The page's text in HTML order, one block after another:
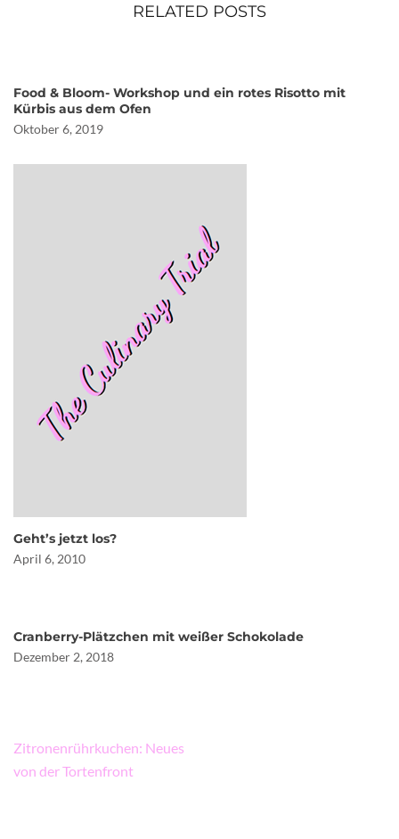
RELATED POSTS
Food & Bloom- Workshop und ein rotes Risotto mit
Kürbis aus dem Ofen
Oktober 6, 2019
Geht’s jetzt los?
April 6, 2010
Cranberry-Plätzchen mit weißer Schokolade
Dezember 2, 2018
Beitragsnavigation
Zitronenrührkuchen: Neues
von der Tortenfront